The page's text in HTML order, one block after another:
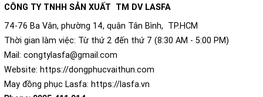
CÔNG TY TNHH SẢN XUẤT TM DV LASFA
74-76 Ba Vân, phường 14, quận Tân Bình, TP.HCM
Thời gian làm việc: Từ thứ 2 đến thứ 7 (8:30 AM - 5:00 PM)
Mail:congtylasfa@gmail.com
Website:https://dongphucvaithun.com
May đồng phục Lasfa:https://lasfa.vn